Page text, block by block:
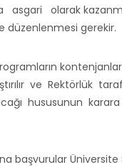
asgari olarak
düzenlenmesi gerekir.
ve Rektörlük
hususunun
başvurular